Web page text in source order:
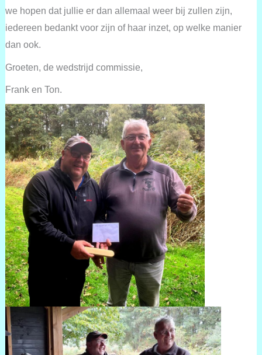
we hopen dat jullie er dan allemaal weer bij zullen zijn,
iedereen bedankt voor zijn of haar inzet, op welke manier
dan ook.
Groeten, de wedstrijd commissie,
Frank en Ton.